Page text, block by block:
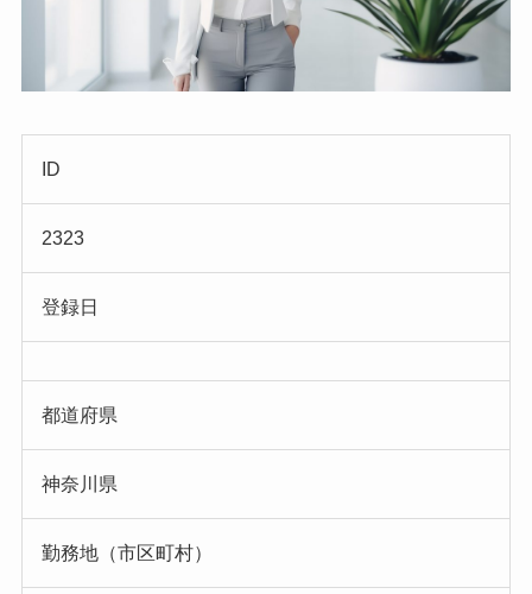
ID
2323
登録日
都道府県
神奈川県
勤務地（市区町村）